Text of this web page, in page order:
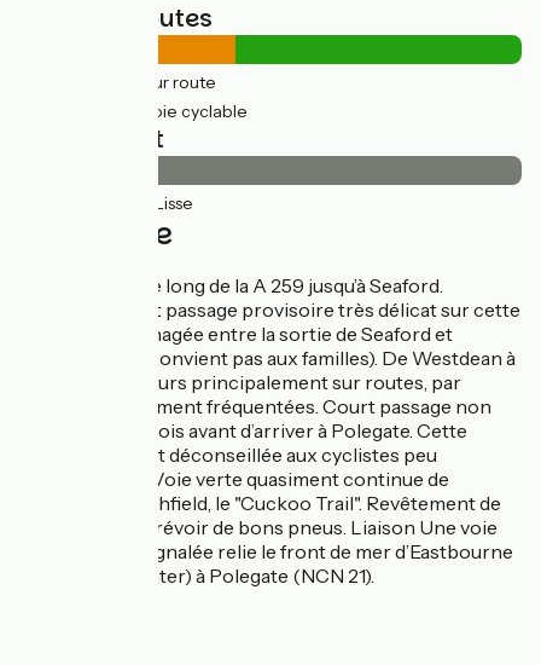
Types de routes
(43%) Sur route
(57%) Voie cyclable
Revêtement
(100%) Lisse
L'itinéraire
Piste cyclable le long de la A 259 jusqu’à Seaford.
Attention, court passage provisoire très délicat sur cette
route non aménagée entre la sortie de Seaford et
Westdean (ne convient pas aux familles). De Westdean à
Polegate, parcours principalement sur routes, par
endroit relativement fréquentées. Court passage non
revêtu dans le bois avant d’arriver à Polegate. Cette
courte étape est déconseillée aux cyclistes peu
expérimentés. Voie verte quasiment continue de
Polegate à Heathfield, le "Cuckoo Trail". Revêtement de
type stabilisé, prévoir de bons pneus. Liaison Une voie
cyclable bien signalée relie le front de mer d’Eastbourne
(Sovereign Center) à Polegate (NCN 21).